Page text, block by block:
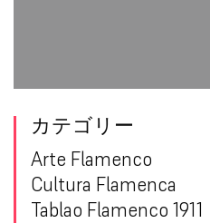
カテゴリー
Arte Flamenco
Cultura Flamenca
Tablao Flamenco 1911